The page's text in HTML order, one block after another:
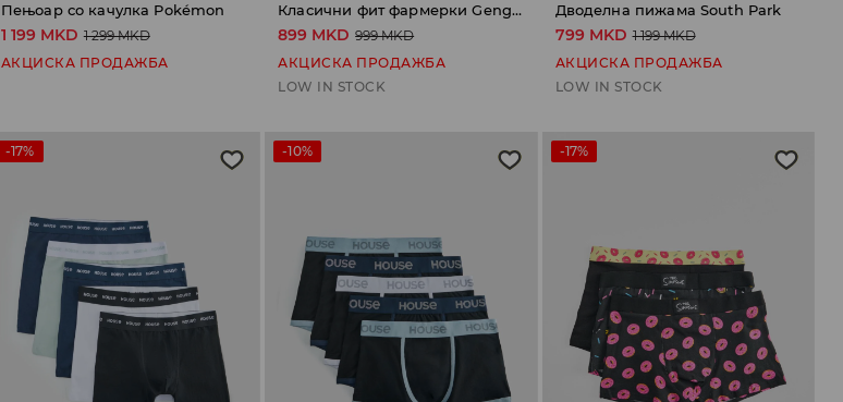
Пењоар со качулка Pokémon
1 199 MKD 1 299 MKD
АКЦИСКА ПРОДАЖБА
Класични фит фармерки Gengar
899 MKD 999 MKD
АКЦИСКА ПРОДАЖБА
LOW IN STOCK
Дводелна пижама South Park
799 MKD 1 199 MKD
АКЦИСКА ПРОДАЖБА
LOW IN STOCK
-17% -10% -17%